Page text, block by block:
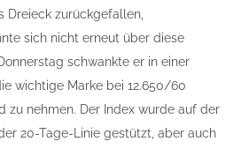
Dreieck zurückgefallen,
sich nicht erneut über diese
schwankte er in einer
wichtige Marke bei 12.650/60
zu nehmen. Der Index wurde auf der
20-Tage-Linie gestützt, aber auch